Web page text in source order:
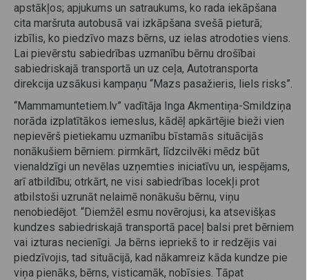
apstākļos; apjukums un satraukums, ko rada iekāpšana
cita maršruta autobusā vai izkāpšana svešā pieturā;
izbīlis, ko piedzīvo mazs bērns, uz ielas atrodoties viens.
Lai pievērstu sabiedrības uzmanību bērnu drošībai
sabiedriskajā transportā un uz ceļa, Autotransporta
direkcija uzsākusi kampaņu “Mazs pasažieris, liels risks”.
“Mammamuntetiem.lv” vadītāja Inga Akmentiņa-Smildziņa
norāda izplatītākos iemeslus, kādēļ apkārtējie bieži vien
nepievērš pietiekamu uzmanību bīstamās situācijās
nonākušiem bērniem: pirmkārt, līdzcilvēki mēdz būt
vienaldzīgi un nevēlas uzņemties iniciatīvu un, iespējams,
arī atbildību; otrkārt, ne visi sabiedrības locekļi prot
atbilstoši uzrunāt nelaimē nonākušu bērnu, viņu
nenobiedējot. “Diemžēl esmu novērojusi, ka atsevišķas
kundzes sabiedriskajā transportā paceļ balsi pret bērniem
vai izturas necienīgi. Ja bērns iepriekš to ir redzējis vai
piedzīvojis, tad situācijā, kad nākamreiz kāda kundze pie
viņa pienāks, bērns, visticamāk, nobīsies. Tāpat